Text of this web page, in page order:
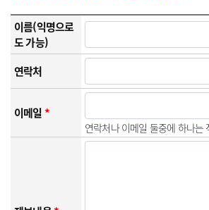
이름(익명으로
도 가능)
연락처
이메일*
연락처나 이메일 둘중에 하나는